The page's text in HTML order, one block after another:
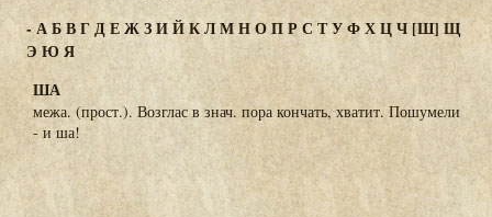
-АБВГДЕЖЗИЙКЛМНОПР СТУФХЦЧ[Ш] Щ
Э Ю Я
ША
межа. (прост.). Возглас в знач. пора кончать, хватит. Пошумели
- и ша!